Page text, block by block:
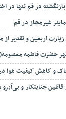
غیرمجاز در قم
اربعین و تقدیر از
حضرت فاطمه
و کاهش کیفیت هوا
جنایتکار و